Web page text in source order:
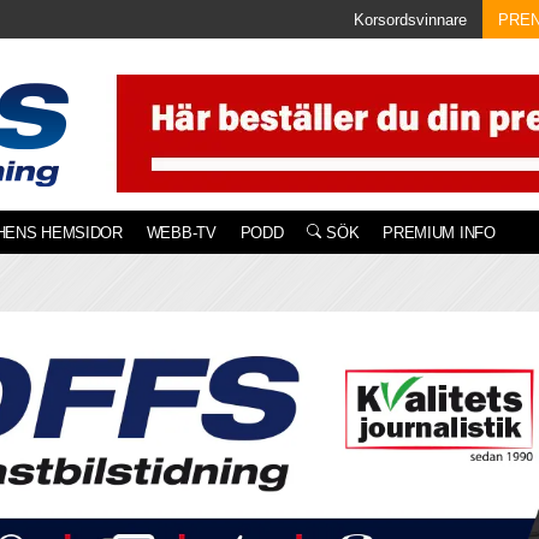
Korsordsvinnare
HEMSIDOR WEBB-TV PODD SÖK PREMIUM INFO